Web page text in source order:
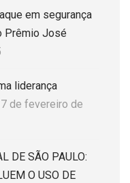
em segurança
Prêmio José
liderança
de fevereiro de
DE SÃO PAULO:
O USO DE